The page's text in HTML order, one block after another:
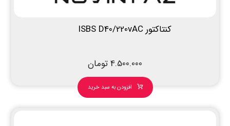
کنتاکتور ISBS D40/220vAC
4.500.000تومان
افزودن به سبد خرید